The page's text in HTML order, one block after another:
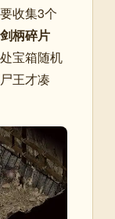
收集3个
剑柄碎片
处宝箱随机
王才凑